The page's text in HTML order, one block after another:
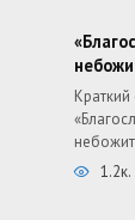
1.2к.